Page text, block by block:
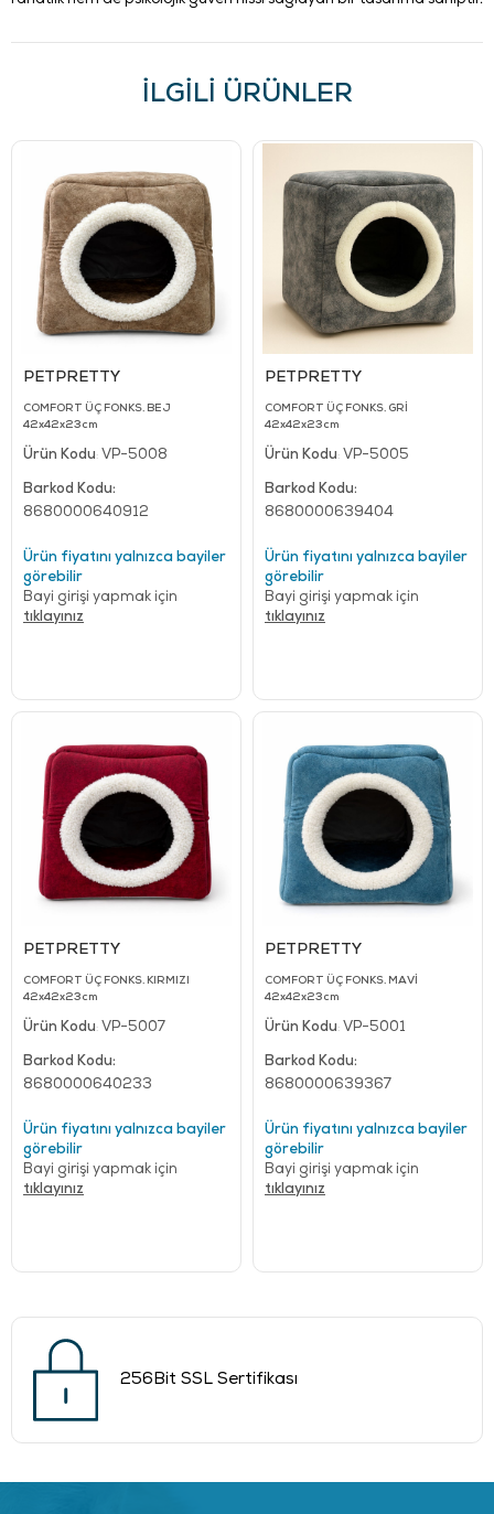
İLGILI ÜRÜNLER
PETPRETTY
COMFORT ÜÇ FONKS. BEJ
42x42x23cm
Ürün Kodu: VP-5008
Barkod Kodu:
8680000640912
Ürün fiyatını yalnızca bayiler
görebilir
Bayi girişi yapmak için
tıklayınız
PETPRETTY
COMFORT ÜÇ FONKS. GRİ
42x42x23cm
Ürün Kodu: VP-5005
Barkod Kodu:
8680000639404
Ürün fiyatını yalnızca bayiler
görebilir
Bayi girişi yapmak için
tıklayınız
PETPRETTY
COMFORT ÜÇ FONKS. KIRMIZI
42x42x23cm
Ürün Kodu: VP-5007
Barkod Kodu:
8680000640233
Ürün fiyatını yalnızca bayiler
görebilir
Bayi girişi yapmak için
tıklayınız
PETPRETTY
COMFORT ÜÇ FONKS. MAVİ
42x42x23cm
Ürün Kodu: VP-5001
Barkod Kodu:
8680000639367
Ürün fiyatını yalnızca bayiler
görebilir
Bayi girişi yapmak için
tıklayınız
256Bit SSL Sertifikası